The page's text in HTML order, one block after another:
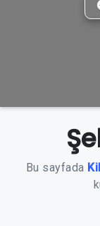
Bu sayfada